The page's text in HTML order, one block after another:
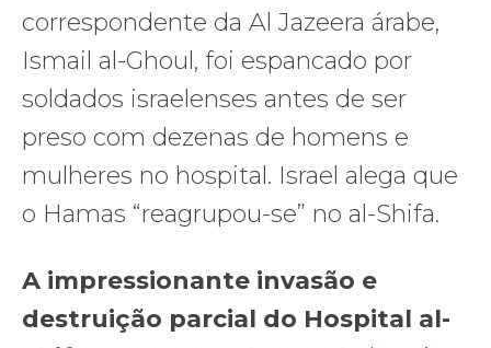
correspondente da Al Jazeera árabe,
Ismail al-Ghoul, foi espancado por
soldados israelenses antes de ser
preso com dezenas de homens e
mulheres no hospital. Israel alega que
o Hamas “reagrupou-se” no al-Shifa.
A impressionante invasão e
destruição parcial do Hospital al-